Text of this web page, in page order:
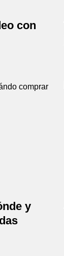
con
y